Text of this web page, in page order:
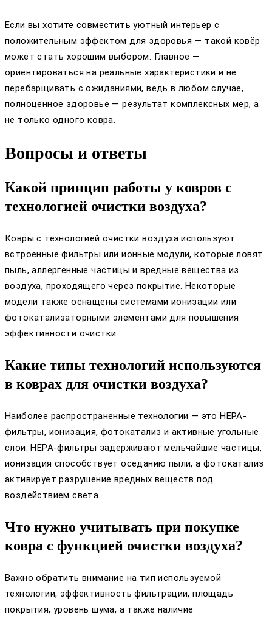
Если вы хотите совместить уютный интерьер с
положительным эффектом для здоровья — такой ковёр
может стать хорошим выбором. Главное —
ориентироваться на реальные характеристики и не
перебарщивать с ожиданиями, ведь в любом случае,
полноценное здоровье — результат комплексных мер, а
не только одного ковра.
Вопросы и ответы
Какой принцип работы у ковров с
технологией очистки воздуха?
Ковры с технологией очистки воздуха используют
встроенные фильтры или ионные модули, которые ловят
пыль, аллергенные частицы и вредные вещества из
воздуха, проходящего через покрытие. Некоторые
модели также оснащены системами ионизации или
фотокатализаторными элементами для повышения
эффективности очистки.
Какие типы технологий используются
в коврах для очистки воздуха?
Наиболее распространенные технологии — это HEPA-
фильтры, ионизация, фотокатализ и активные угольные
слои. HEPA-фильтры задерживают мельчайшие частицы,
ионизация способствует оседанию пыли, а фотокатализ
активирует разрушение вредных веществ под
воздействием света.
Что нужно учитывать при покупке
ковра с функцией очистки воздуха?
Важно обратить внимание на тип используемой
технологии, эффективность фильтрации, площадь
покрытия, уровень шума, а также наличие